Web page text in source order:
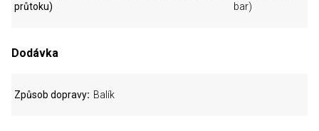
průtoku)
bar)
Dodávka
Způsob dopravy Balík